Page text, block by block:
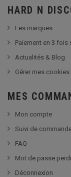
HARD N
Les marques
Paiement en 3 fois
Actualités & Blog
Gérer mes cookies
MES
Mon compte
Suivi de
FAQ
Mot de passe
Déconnexion